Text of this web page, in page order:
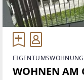
WOHNEN AM